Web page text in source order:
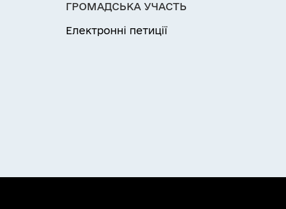
ГРОМАДСЬКА УЧАСТЬ
Електронні петиції